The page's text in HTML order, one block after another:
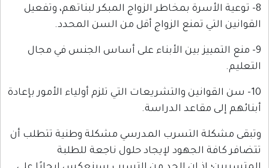
بمخاطر الزواج المبكر لبناتهم، وتفعيل
تمنع الزواج أقل من السن المحدد.
بين الأبناء على أساس الجنس في مجال
والتشريعات التي تلزم أولياء الأمور بإعادة
مقاعد الدراسة.
التسرب المدرسي مشكلة وطنية تتطلب أن
الجهود لإيجاد حلول ناجعة للطلبة